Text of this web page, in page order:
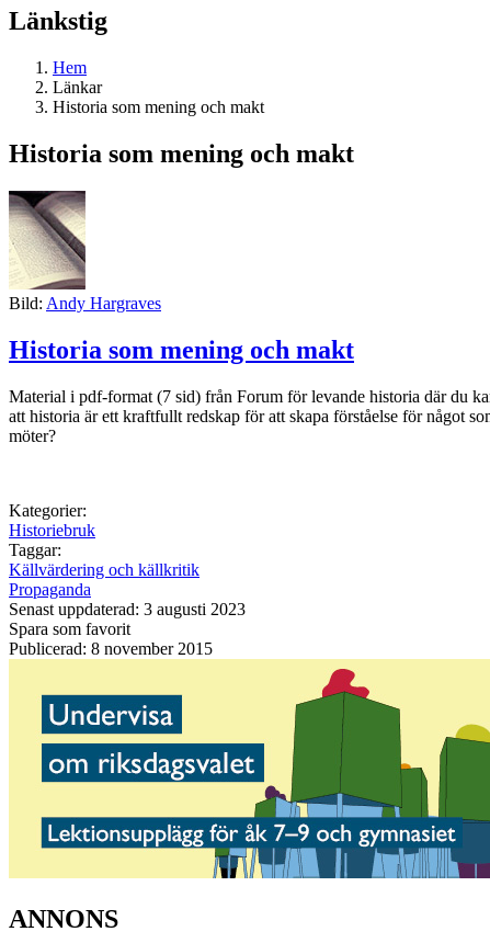
Länkstig
Hem
Länkar
Historia som mening och makt
Historia som mening och makt
Bild: Andy Hargraves
Historia som mening och makt
Material i pdf-format (7 sid) från Forum för levande historia där du
att historia är ett kraftfullt redskap för att skapa förståelse för något
möter?
Kategorier:
Historiebruk
Taggar:
Källvärdering och källkritik
Propaganda
Senast uppdaterad: 3 augusti 2023
Spara som favorit
Publicerad: 8 november 2015
ANNONS